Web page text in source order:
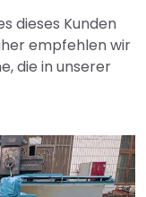
dieses Kunden
empfehlen wir
die in unserer